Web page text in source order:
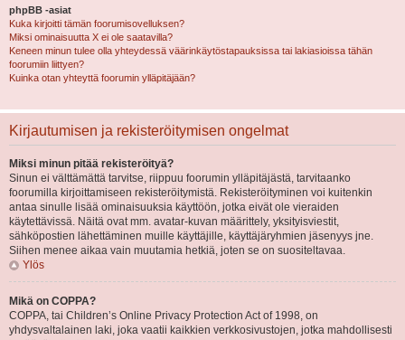
phpBB -asiat
Kuka kirjoitti tämän foorumisovelluksen?
Miksi ominaisuutta X ei ole saatavilla?
Keneen minun tulee olla yhteydessä väärinkäytöstapauksissa tai lakiasioissa tähän
foorumiin liittyen?
Kuinka otan yhteyttä foorumin ylläpitäjään?
Kirjautumisen ja rekisteröitymisen ongelmat
Miksi minun pitää rekisteröityä?
Sinun ei välttämättä tarvitse, riippuu foorumin ylläpitäjästä, tarvitaanko
foorumilla kirjoittamiseen rekisteröitymistä. Rekisteröityminen voi kuitenkin
antaa sinulle lisää ominaisuuksia käyttöön, jotka eivät ole vieraiden
käytettävissä. Näitä ovat mm. avatar-kuvan määrittely, yksityisviestit,
sähköpostien lähettäminen muille käyttäjille, käyttäjäryhmien jäsenyys jne.
Siihen menee aikaa vain muutamia hetkiä, joten se on suositeltavaa.
Ylös
Mikä on COPPA?
COPPA, tai Children’s Online Privacy Protection Act of 1998, on
yhdysvaltalainen laki, joka vaatii kaikkien verkkosivustojen, jotka mahdollisesti